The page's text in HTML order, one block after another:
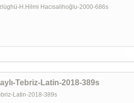
H.Hilmi Hacısalihoğlu-2000-686s
Tebriz-Latin-2018-389s
Latin-2018-389s